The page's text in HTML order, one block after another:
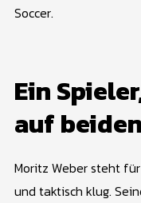
Soccer.
Ein
auf
Moritz Weber steht
und taktisch klug.